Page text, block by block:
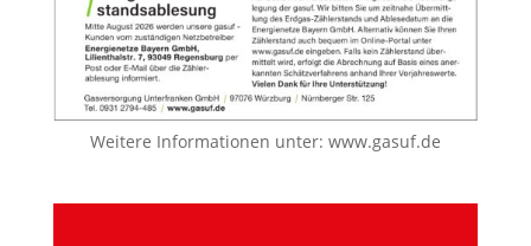
Weitere Informationen unter: www.gasuf.de